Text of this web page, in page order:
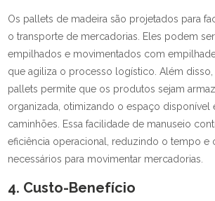
Os pallets de madeira são projetados para
o transporte de mercadorias. Eles podem
empilhados e movimentados com
que agiliza o processo logístico. Além disso,
pallets permite que os produtos sejam
organizada, otimizando o espaço disponível
caminhões. Essa facilidade de manuseio
eficiência operacional, reduzindo o tempo e
necessários para movimentar mercadorias.
4. Custo-Benefício